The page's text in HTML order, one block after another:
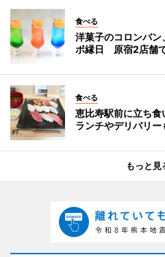
食べる
洋菓子のコロンバ
ボ縁日 原宿2店舗
食べる
恵比寿駅前に立ち
ランチやデリバリー
もっと見